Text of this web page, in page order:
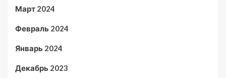
Март 2024
Февраль 2024
Январь 2024
Декабрь 2023